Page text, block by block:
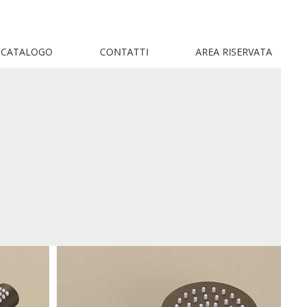
CATALOGO CONTATTI AREA RISERVATA